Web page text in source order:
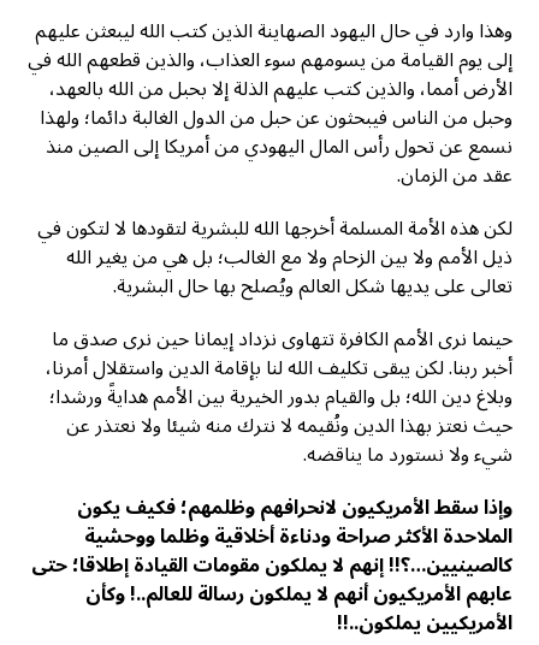
وهذا وارد في حال اليهود الصهاينة الذين كتب الله ليبعثن عليهم
إلى يوم القيامة من يسومهم سوء العذاب، والذين قطعهم الله في
الأرض أمما، والذين كتب عليهم الذلة إلا بحبل من الله بالعهد،
وحبل من الناس فيبحثون عن حبل من الدول الغالبة دائما؛ ولهذا
نسمع عن تحول رأس المال اليهودي من أمريكا إلى الصين منذ
عقد من الزمان.
لكن هذه الأمة المسلمة أخرجها الله للبشرية لتقودها لا لتكون في
ذيل الأمم ولا بين الزحام ولا مع الغالب؛ بل هي من يغير الله
تعالى على يديها شكل العالم ويُصلح بها حال البشرية.
حينما نرى الأمم الكافرة تتهاوى نزداد إيمانا حين نرى صدق ما
أخبر ربنا. لكن يبقى تكليف الله لنا بإقامة الدين واستقلال أمرنا،
وبلاغ دين الله؛ بل والقيام بدور الخيرية بين الأمم هدايةً ورشدا؛
حيث نعتز بهذا الدين ونُقيمه لا نترك منه شيئا ولا نعتذر عن
شيء ولا نستورد ما يناقضه.
وإذا سقط الأمريكيون لانحرافهم وظلمهم؛ فكيف يكون
الملاحدة الأكثر صراحة ودناءة أخلاقية وظلما ووحشية
كالصينيين…؟!! إنهم لا يملكون مقومات القيادة إطلاقا؛ حتى
عابهم الأمريكيون أنهم لا يملكون رسالة للعالم..! وكأن
الأمريكيين يملكون..!!